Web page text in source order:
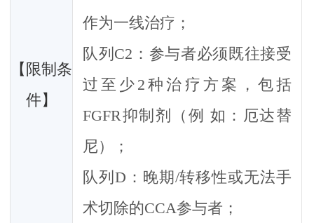
【限制条
件】
作为一线治疗；
队列C2：参与者必须既往接受
过至少2种治疗方案，包括
FGFR抑制剂（例 如：厄达替
尼）；
队列D：晚期/转移性或无法手
术切除的CCA参与者；